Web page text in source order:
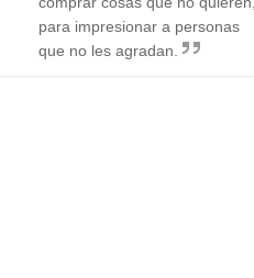
para impresionar a personas
que no les agradan.